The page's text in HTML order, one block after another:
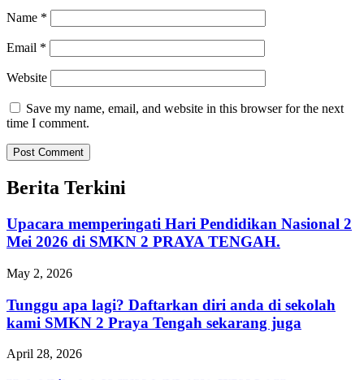
Name *
Email *
Website
Save my name, email, and website in this browser for the next
time I comment.
Berita Terkini
Upacara memperingati Hari Pendidikan Nasional 2
Mei 2026 di SMKN 2 PRAYA TENGAH.
May 2, 2026
Tunggu apa lagi? Daftarkan diri anda di sekolah
kami SMKN 2 Praya Tengah sekarang juga
April 28, 2026